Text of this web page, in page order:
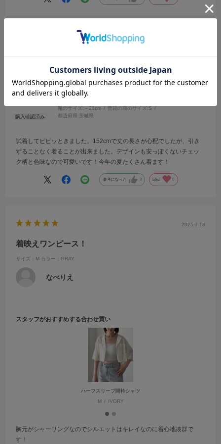
no name
靴のサイズ: ～23cm 普段の服のサイズ:S
都道府県:茨城県
試着してビビッときました。152cmで丈の長さが心配でしたが、引き
ずることなく着ることが出来ました。デザインも安っぽくないチェッ
ク柄と色味なので可愛いです！今年の夏たくさん着ます！
参考になった 0 Like! 0
2025.7.13
着映えワンピース！
サイズ：M カラー：GRAY
なべりえ
スタッフがおすすめする合わせ買い
ハーフスリーブ開衿シャツ
M
IVORY
胸元がシャーリングなのでシルエットはキレイなのに着心地抜群で
す！